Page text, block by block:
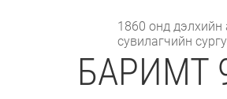
1860 онд
сувилагчийн
БАРИМТ